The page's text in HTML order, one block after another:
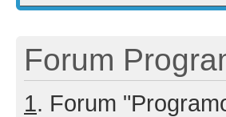
Forum
1. Forum